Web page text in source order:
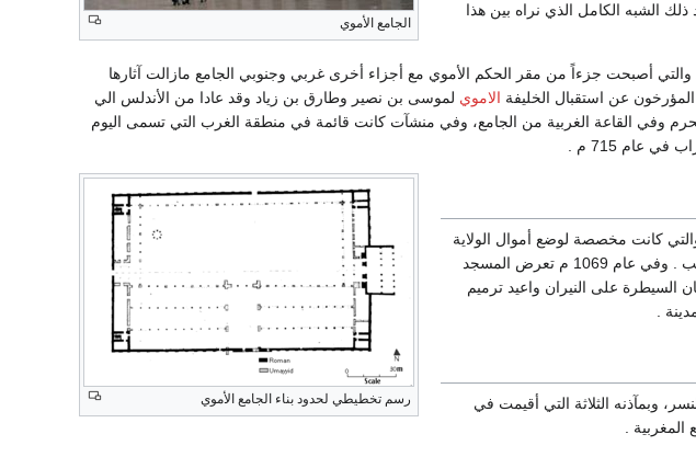
الجامع الأموي
الشبه الكامل الذي نراه بين هذا
والتي أصبحت جزءاً من مقر الحكم الأموي مع أجزاء أخرى غربي وجنوبي الجامع مازالت آثارها
عن استقبال الخليفة الاموي لموسى بن نصير وطارق بن زياد وقد عادا من الأندلس الي
وفي القاعة الغربية من الجامع، وفي منشآت كانت قائمة في منطقة الغرب التي تسمى اليوم
عام 715 م .
رسم تخطيطي لحدود بناء الجامع الأموي
كانت مخصصة لوضع أموال الولاية
وفي عام 1006 م بنيت قبة النوفرة ، في الساحة ،أمام الجناح المصلب . وفي عام 1069 م تعرض المسجد
السيطرة على النيران واعيد ترميم
.
وبمآذنه الثلاثة التي أقيمت في
.